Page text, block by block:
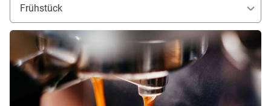
Frühstück
Details ansehen